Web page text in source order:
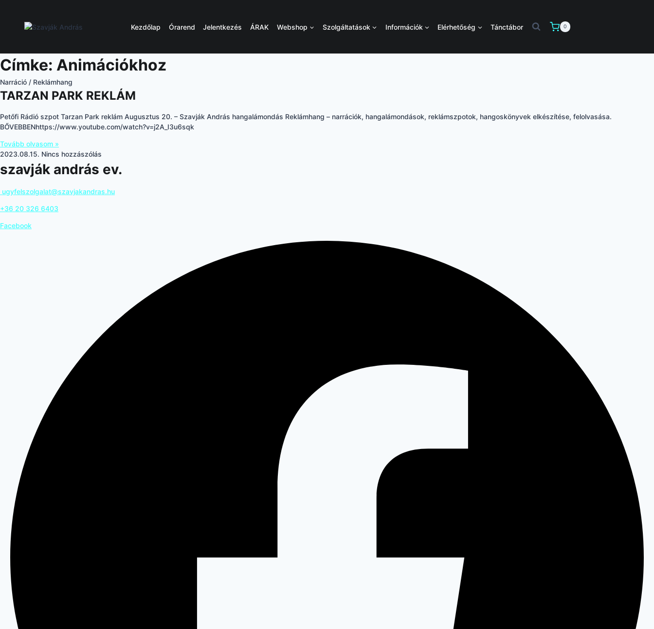
Kezdőlap Órarend Jelentkezés ÁRAK Webshop Szolgáltatások Információk Elérhetőség Tánctábor 0
Címke: Animációkhoz
Narráció / Reklámhang
TARZAN PARK REKLÁM
Petőfi Rádió szpot Tarzan Park reklám Augusztus 20. – Szavják András hangalámondás Reklámhang – narrációk, hangalámondások, reklámszpotok, hangoskönyvek elkészítése, felolvasása.
BŐVEBBENhttps://www.youtube.com/watch?v=j2A_I3u6sqk
Tovább olvasom »
2023.08.15. Nincs hozzászólás
szavják andrás ev.
ugyfelszolgalat@szavjakandras.hu
+36 20 326 6403
Facebook